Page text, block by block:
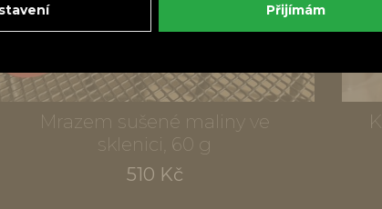
Mrazem sušené maliny ve
sklenici, 60 g
510 Kč
Přijímám